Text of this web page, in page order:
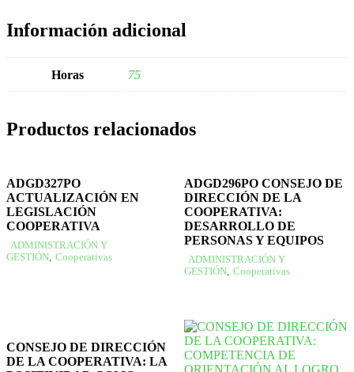
Información adicional
Horas 75
Productos relacionados
ADGD327PO
ACTUALIZACIÓN EN
LEGISLACIÓN
COOPERATIVA
ADMINISTRACIÓN Y
GESTIÓN, Cooperativas
ADGD296PO CONSEJO DE
DIRECCIÓN DE LA
COOPERATIVA:
DESARROLLO DE
PERSONAS Y EQUIPOS
ADMINISTRACIÓN Y
GESTIÓN, Cooperativas
CONSEJO DE DIRECCIÓN
DE LA COOPERATIVA: LA